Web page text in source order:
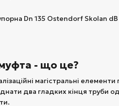
- що це?
магістральні
два гладких кінця труби
Dn 135 Ostendorf Skolan dB